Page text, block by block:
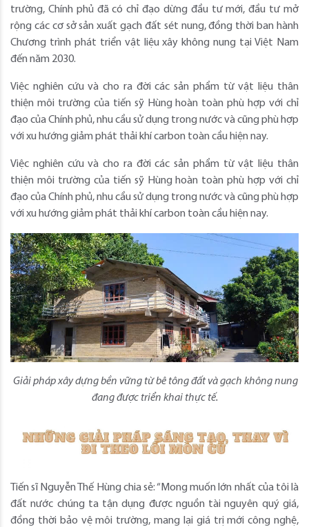
trường, Chính phủ đã có chỉ đạo dừng đầu tư mới, đầu tư mở
rộng các cơ sở sản xuất gạch đất sét nung, đồng thời ban hành
Chương trình phát triển vật liệu xây không nung tại Việt Nam
đến năm 2030.
Việc nghiên cứu và cho ra đời các sản phẩm từ vật liệu thân
thiện môi trường của tiến sỹ Hùng hoàn toàn phù hợp với chỉ
đạo của Chính phủ, nhu cầu sử dụng trong nước và cũng phù hợp
với xu hướng giảm phát thải khí carbon toàn cầu hiện nay.
Việc nghiên cứu và cho ra đời các sản phẩm từ vật liệu thân
thiện môi trường của tiến sỹ Hùng hoàn toàn phù hợp với chỉ
đạo của Chính phủ, nhu cầu sử dụng trong nước và cũng phù hợp
với xu hướng giảm phát thải khí carbon toàn cầu hiện nay.
Giải pháp xây dựng bền vững từ bê tông đất và gạch không nung
đang được triển khai thực tế.
Tiến sĩ Nguyễn Thế Hùng chia sẻ: “Mong muốn lớn nhất của tôi là
đất nước chúng ta tận dụng được nguồn tài nguyên quý giá,
đồng thời bảo vệ môi trường, mang lại giá trị mới công nghệ,